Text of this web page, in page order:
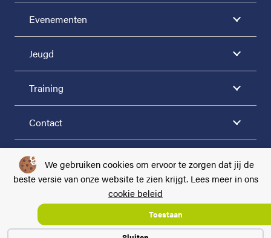
We gebruiken cookies om ervoor te zorgen dat jij de
beste versie van onze website te zien krijgt. Lees meer in ons
cookie beleid
Toestaan
Evenementen
Jeugd
Training
Contact
VOLG ONS VIA
Privacy|Cookie beleid
2026LTV Dommelen